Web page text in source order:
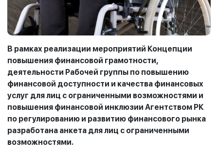
В рамках реализации мероприятий Концепции
повышения финансовой грамотности,
деятельности Рабочей группы по повышению
финансовой доступности и качества финансовых
услуг для лиц с ограниченными возможностями и
повышения финансовой инклюзии Агентством РК
по регулированию и развитию финансового рынка
разработана анкета для лиц с ограниченными
возможностями.